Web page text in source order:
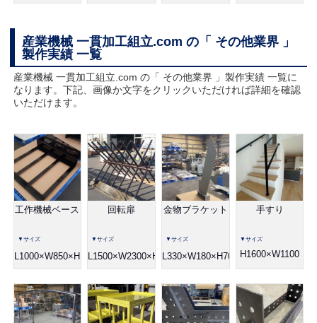
産業機械 一貫加工組立.com の「 その他業界 」
製作実績 一覧
産業機械 一貫加工組立.com の「 その他業界 」製作実績 一覧に
なります。下記、画像か文字をクリックいただければ詳細を確認
いただけます。
工作機械ベース
▼サイズ
L1000×W850×H180
回転扉
▼サイズ
L1500×W2300×H2000
金物ブラケット
▼サイズ
L330×W180×H700
手すり
▼サイズ
H1600×W1100